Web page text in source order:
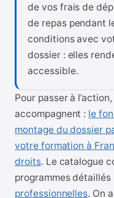
de vos frais de
de repas pendant
conditions avec
dossier : elles
accessible.
Pour passer à
accompagnent : le
montage du dossier
votre formation à
droits. Le catalogue
programmes détaillés
professionnelles. On